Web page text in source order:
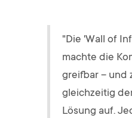
"Die 'Wall of
machte die
greifbar – und
gleichzeitig
Lösung auf.